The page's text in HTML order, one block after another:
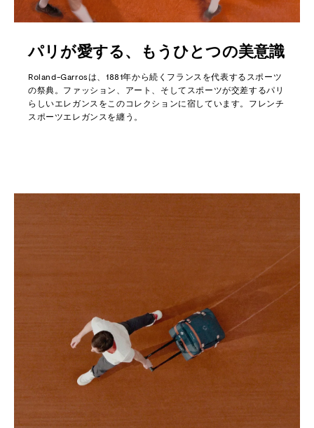
パリが愛する、もうひとつの美意識
Roland-Garrosは、1881年から続くフランスを代表するスポーツ
の祭典。ファッション、アート、そしてスポーツが交差するパリ
らしいエレガンスをこのコレクションに宿しています。フレンチ
スポーツエレガンスを纏う。